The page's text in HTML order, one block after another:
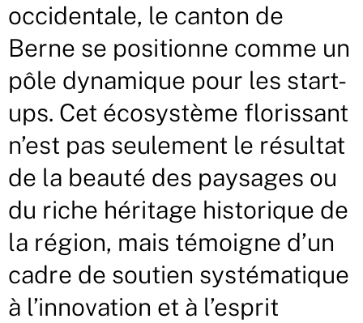
occidentale, le canton de
Berne se positionne comme un
pôle dynamique pour les start-
ups. Cet écosystème florissant
n’est pas seulement le résultat
de la beauté des paysages ou
du riche héritage historique de
la région, mais témoigne d’un
cadre de soutien systématique
à l’innovation et à l’esprit